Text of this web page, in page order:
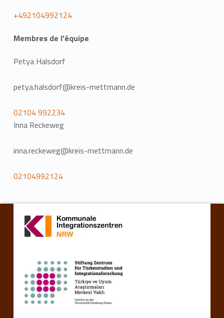
+492104992124
Membres de l'équipe
Petya Halsdorf
petya.halsdorf@kreis-mettmann.de
02104 992234
Inna Reckeweg
inna.reckeweg@kreis-mettmann.de
02104992124